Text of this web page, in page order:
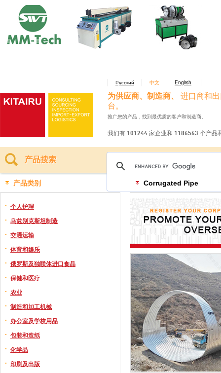
Русский 中文 English
为供应商、制造商、
进口商和
台。
推广您的产品，找到最优质的客户和制造商。
我们有 101244 家企业和 1186563 个产品
产品搜索
产品类别
个人护理
乌兹别克斯坦制造
交通运输
体育和娱乐
俄罗斯及独联体进口食品
保健和医疗
农业
制造和加工机械
办公室及学校用品
包装和造纸
化学品
印刷及出版
Corrugated Pipe